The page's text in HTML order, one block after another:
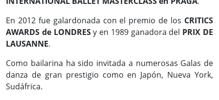
En 2012 fue galardonada con el premio de los CRITICS
AWARDS de LONDRESy en 1989 ganadora del PRIX DE
LAUSANNE.
Como bailarina ha sido invitada a numerosas Galas de
danza de gran prestigio como en Japón, Nueva York,
Sudáfrica.